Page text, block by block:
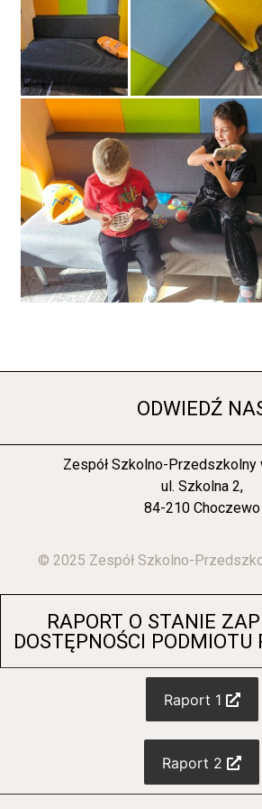
ODWIEDŹ
Zespół Szkolno-Przedszkolny
ul. Szkolna 2,
84-210 Choczewo
© 2025 Zespół Szkolno-
RAPORT O STANIE
DOSTĘPNOŚCI PODMIOTU
Raport 1
Raport 2